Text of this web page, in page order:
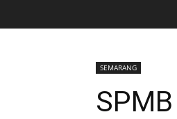
SEMARANG